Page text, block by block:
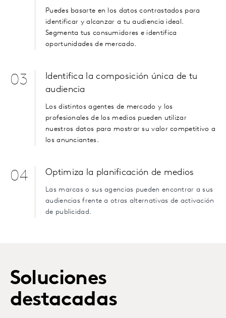
Puedes basarte en los datos contrastados para
identificar y alcanzar a tu audiencia ideal.
Segmenta tus consumidores e identifica
oportunidades de mercado.
03
Identifica la composición única de tu
audiencia
Los distintos agentes de mercado y los
profesionales de los medios pueden utilizar
nuestros datos para mostrar su valor competitivo a
los anunciantes.
04 Optimiza la planificación de medios
Las marcas o sus agencias pueden encontrar a sus
audiencias frente a otras alternativas de activación
de publicidad.
Soluciones
destacadas